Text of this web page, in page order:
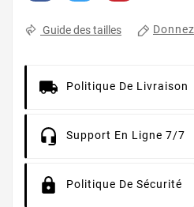
Guide des tailles
Politique De Livraison
Support En Ligne 7/7
Politique De Sécurité